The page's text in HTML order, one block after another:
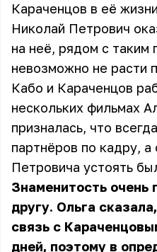
Караченцов в её
Николай Петрович
на неё, рядом с таким
невозможно не расти
Кабо и Караченцов
нескольких фильмах
призналась, что
партнёров по кадру,
Петровича устоять
Знаменитость очень
другу. Ольга
связь с
дней, поэтому в